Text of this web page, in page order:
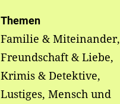
Themen
Familie & Miteinander,
Freundschaft & Liebe,
Krimis & Detektive,
Lustiges, Mensch und